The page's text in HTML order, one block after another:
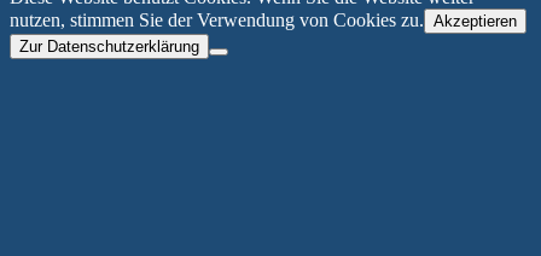
nutzen, stimmen Sie der Verwendung von Cookies zu. Akzeptieren
Zur Datenschutzerklärung